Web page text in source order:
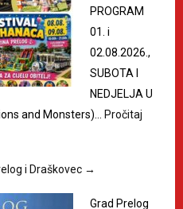
PROGRAM
01. i
02.08.2026.,
SUBOTA I
NEDJELJA U
and Monsters)…
Pročitaj
i Draškovec →
Grad Prelog